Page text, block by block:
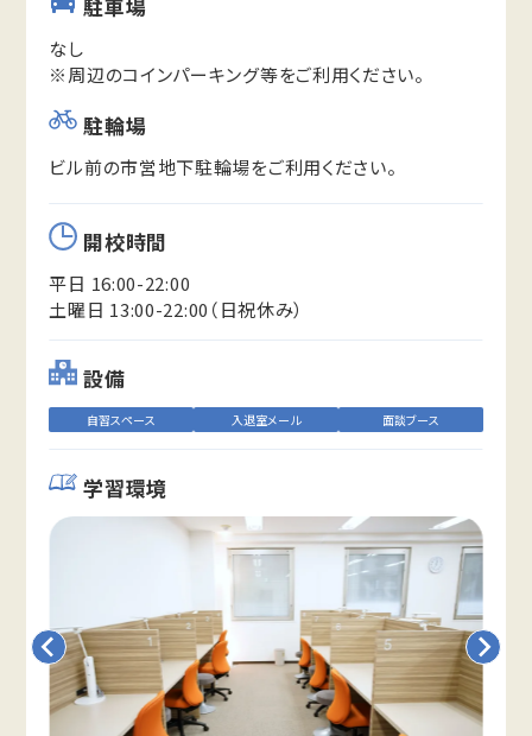
駐車場
なし
※周辺のコインパーキング等をご利用ください。
駐輪場
ビル前の市営地下駐輪場をご利用ください。
開校時間
平日 16:00-22:00
土曜日 13:00-22:00（日祝休み）
設備
自習スペース 入退室メール 面談ブース
学習環境